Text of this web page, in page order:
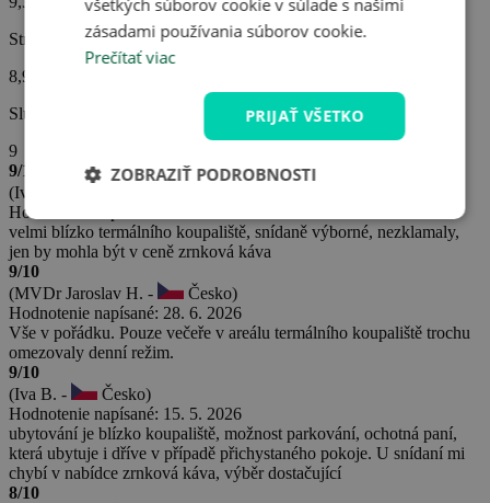
Strava
8,9
Služby hotela
9
9/10
(Iva B. -
Hodnotenie napísané: 10. 7. 2026
velmi blízko termálního koupaliště, snídaně výborné, nezklamaly,
jen by mohla být v ceně zrnková káva
9/10
(MVDr Jaroslav H. -
Česko)
Hodnotenie napísané: 28. 6. 2026
Vše v pořádku. Pouze večeře v areálu termálního koupaliště trochu
omezovaly denní režim.
9/10
(Iva B. -
Česko)
Hodnotenie napísané: 15. 5. 2026
ubytování je blízko koupaliště, možnost parkování, ochotná paní,
která ubytuje i dříve v případě přichystaného pokoje. U snídaní mi
chybí v nabídce zrnková káva, výběr dostačující
8/10
všetkých súborov cookie v súlade s našimi
zásadami používania súborov cookie.
Prečítať viac
PRIJAŤ VŠETKO
ZOBRAZIŤ PODROBNOSTI